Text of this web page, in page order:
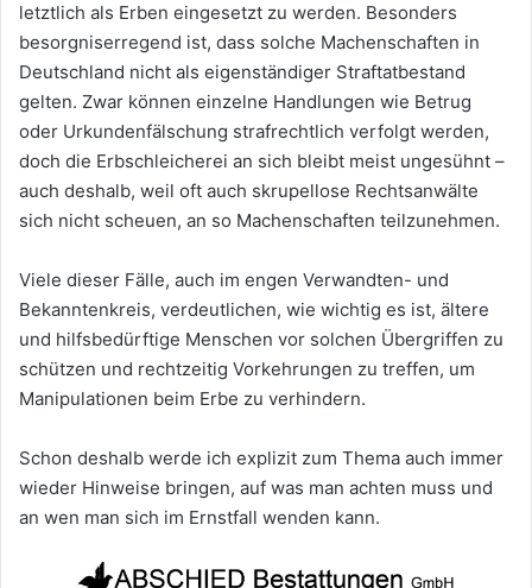
letztlich als Erben eingesetzt zu werden. ​Besonders
besorgniserregend ist, dass solche Machenschaften in
Deutschland nicht als eigenständiger Straftatbestand
gelten. Zwar können einzelne Handlungen wie Betrug
oder Urkundenfälschung strafrechtlich verfolgt werden,
doch die Erbschleicherei an sich bleibt meist ungesühnt –
auch deshalb, weil oft auch skrupellose Rechtsanwälte
sich nicht scheuen, an so Machenschaften teilzunehmen.
Viele dieser Fälle, auch im engen Verwandten- und
Bekanntenkreis, verdeutlichen, wie wichtig es ist, ältere
und hilfsbedürftige Menschen vor solchen Übergriffen zu
schützen und rechtzeitig Vorkehrungen zu treffen, um
Manipulationen beim Erbe zu verhindern.
Schon deshalb werde ich explizit zum Thema auch immer
wieder Hinweise bringen, auf was man achten muss und
an wen man sich im Ernstfall wenden kann.